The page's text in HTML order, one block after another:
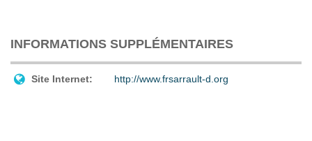
INFORMATIONS SUPPLÉMENTAIRES
Site Internet: http://www.frsarrault-d.org